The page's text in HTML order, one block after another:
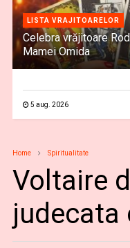
LISTA VRAJITOARELOR
Celebra vrăjitoare
Mamei Omida
5 aug. 2026
Home Spiritualitate
Voltaire
judecata